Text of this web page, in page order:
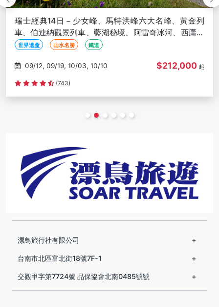
瑞士經典14日－少女峰、馬特洪峰六大名峰、黃金列
車、伯連納觀景列車、藍湖秘境、阿雷奇冰河、西庸古
堡、日內瓦
世界遺產 山水名勝 鐵道
09/12, 09/19, 10/03, 10/10 $212,000 起
(743)
漂鳥旅行社有限公司
台南市北區富北街18號7F-1
交觀甲字第7724號 品保協會北南0485號號